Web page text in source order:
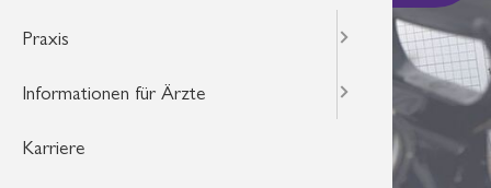
Praxis
Informationen für Ärzte
Karriere